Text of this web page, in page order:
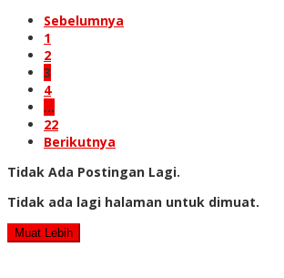
Sebelumnya
1
2
3
4
…
22
Berikutnya
Tidak Ada Postingan Lagi.
Tidak ada lagi halaman untuk dimuat.
Muat Lebih